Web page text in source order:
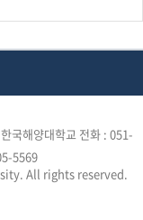
국해양대학교 전화 : 051-
5569
All rights reserved.